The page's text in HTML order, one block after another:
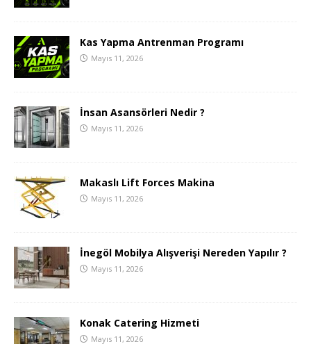
Kas Yapma Antrenman Programı
Mayıs 11, 2026
İnsan Asansörleri Nedir ?
Mayıs 11, 2026
Makaslı Lift Forces Makina
Mayıs 11, 2026
İnegöl Mobilya Alışverişi Nereden Yapılır ?
Mayıs 11, 2026
Konak Catering Hizmeti
Mayıs 11, 2026